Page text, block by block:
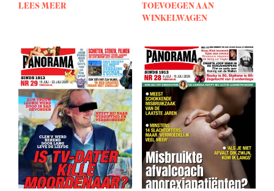
LEES MEER
TOEVOEGEN AAN
WINKELWAGEN